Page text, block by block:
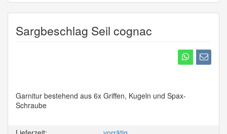
Sargbeschlag Seil cognac
Garnitur bestehend aus 6x Griffen, Kugeln und Spax-
Schraube